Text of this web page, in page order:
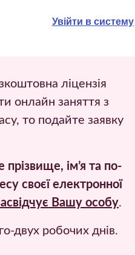
Увійти в систему
ліцензія
онлайн заняття з
то подайте заявку
ім’я та по-
своєї електронної
Вашу особу.
двух робочих днів.